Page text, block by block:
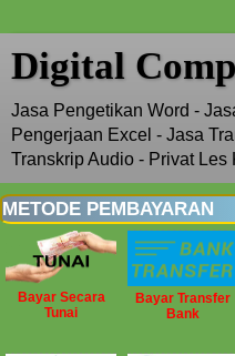
Digital
Jasa Pengetikan Word -
Pengerjaan Excel - Jasa
Transkrip Audio - Privat Les
METODE PEMBAYARAN
Bayar Secara
Tunai
Bayar Transfer
Bank